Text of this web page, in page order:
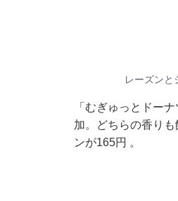
レーズンと
「むぎゅっとドー
加。どちらの香り
ンが165円 。